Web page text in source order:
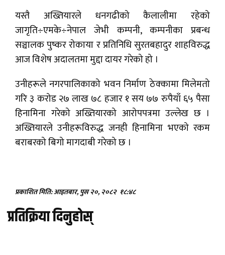
यस्तै अख्तियारले धनगढीको कैलालीमा रहेको
जागृति÷एमके÷नेपाल जेभी कम्पनी, कम्पनीका प्रबन्ध
सञ्चालक पुष्कर रोकाया र प्रतिनिधि सुरतबहादुर शाहविरुद्ध
आज विशेष अदालतमा मुद्दा दायर गरेको हो ।
उनीहरूले नगरपालिकाको भवन निर्माण ठेक्कामा मिलेमतो
गरि ३ करोड २७ लाख ७८ हजार १ सय ७७ रुपैयाँ ६५ पैसा
हिनामिना गरेको अख्तियारको आरोपपत्रमा उल्लेख छ ।
अख्तियारले उनीहरूविरुद्ध जनही हिनामिना भएको रकम
बराबरको बिगो मागदाबी गरेको छ ।
प्रकाशित मिति: आइतबार, पुस २०, २०८२ १८:४८
प्रतिक्रिया दिनुहोस्